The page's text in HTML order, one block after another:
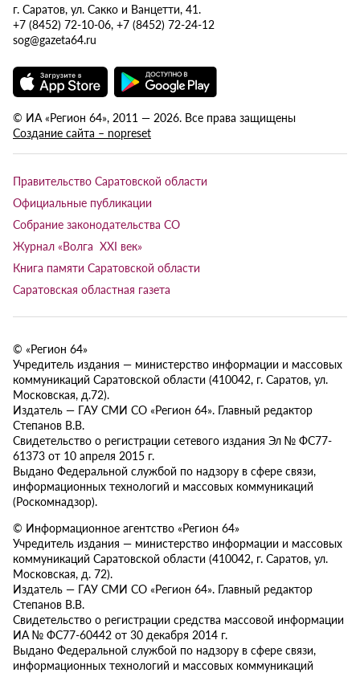
г. Саратов, ул. Сакко и Ванцетти, 41.
+7 (8452) 72-10-06, +7 (8452) 72-24-12
sog@gazeta64.ru
© ИА «Регион 64», 2011 — 2026. Все права защищены
Создание сайта – nopreset
Правительство Саратовской области
Официальные публикации
Собрание законодательства СО
Журнал «Волга XXI век»
Книга памяти Саратовской области
Саратовская областная газета
© «Регион 64»
Учредитель издания — министерство информации и массовых
коммуникаций Саратовской области (410042, г. Саратов, ул.
Московская, д.72).
Издатель — ГАУ СМИ СО «Регион 64». Главный редактор
Степанов В.В.
Свидетельство о регистрации сетевого издания Эл № ФС77-
61373 от 10 апреля 2015 г.
Выдано Федеральной службой по надзору в сфере связи,
информационных технологий и массовых коммуникаций
(Роскомнадзор).
© Информационное агентство «Регион 64»
Учредитель издания — министерство информации и массовых
коммуникаций Саратовской области (410042, г. Саратов, ул.
Московская, д. 72).
Издатель — ГАУ СМИ СО «Регион 64». Главный редактор
Степанов В.В.
Свидетельство о регистрации средства массовой информации
ИА № ФС77-60442 от 30 декабря 2014 г.
Выдано Федеральной службой по надзору в сфере связи,
информационных технологий и массовых коммуникаций